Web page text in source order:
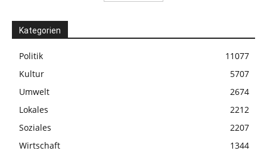
Kategorien
Politik
11077
Kultur
5707
Umwelt
2674
Lokales
2212
Soziales
2207
Wirtschaft
1344